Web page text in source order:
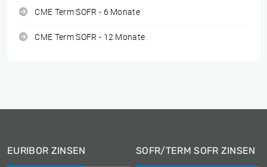
CME Term SOFR - 6 Monate
CME Term SOFR - 12 Monate
EURIBOR ZINSEN SOFR/TERM SOFR ZINSEN